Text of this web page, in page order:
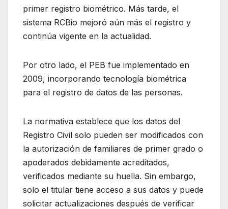
primer registro biométrico. Más tarde, el
sistema RCBio mejoró aún más el registro y
continúa vigente en la actualidad.
Por otro lado, el PEB fue implementado en
2009, incorporando tecnología biométrica
para el registro de datos de las personas.
La normativa establece que los datos del
Registro Civil solo pueden ser modificados con
la autorización de familiares de primer grado o
apoderados debidamente acreditados,
verificados mediante su huella. Sin embargo,
solo el titular tiene acceso a sus datos y puede
solicitar actualizaciones después de verificar